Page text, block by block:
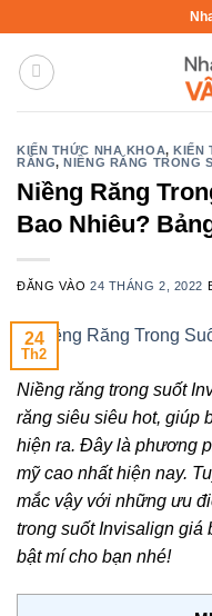
nội
KIẾN THỨC NHA KHOA,KIẾN
RĂNG,NIỀNG RĂNG TRONG
Niềng Răng
Bao Nhiêu?
ĐĂNG VÀO24 THÁNG 2, 2022
24
Th2
Niềng răng trong suốt
răng siêu siêu hot, giúp
hiện ra. Đây là phương
mỹ cao nhất hiện nay.
mắc vậy với những ưu
trong suốt Invisalign giá
bật mí cho bạn nhé!